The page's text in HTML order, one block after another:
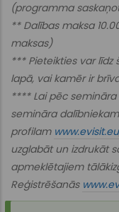
(programma
** Dalības maksa
maksas)
*** Pieteikties var līdz
lapā, vai kamēr ir
**** Lai pēc
semināra
profilam www.evisit.eu
uzglabāt un izdrukāt
apmeklētajiem
Reģistrēšanās